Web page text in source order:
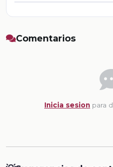
Comentarios
Inicia sesion para